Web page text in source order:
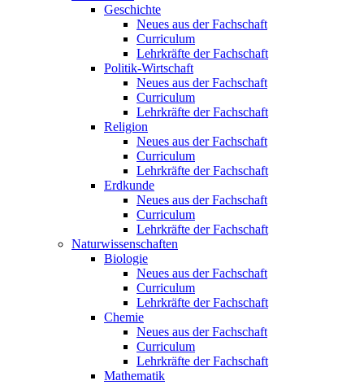
Geschichte
Neues aus der Fachschaft
Curriculum
Lehrkräfte der Fachschaft
Politik-Wirtschaft
Neues aus der Fachschaft
Curriculum
Lehrkräfte der Fachschaft
Religion
Neues aus der Fachschaft
Curriculum
Lehrkräfte der Fachschaft
Erdkunde
Neues aus der Fachschaft
Curriculum
Lehrkräfte der Fachschaft
Naturwissenschaften
Biologie
Neues aus der Fachschaft
Curriculum
Lehrkräfte der Fachschaft
Chemie
Neues aus der Fachschaft
Curriculum
Lehrkräfte der Fachschaft
Mathematik